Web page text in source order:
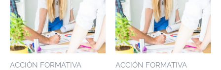
ACCIÓN FORMATIVA ACCIÓN FORMATIVA